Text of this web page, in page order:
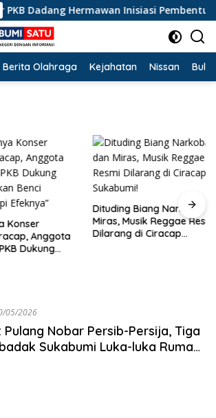
Hermawan Inisiasi Pembentukan
Berita Olahraga Kejahatan Nissan
Anggota
Dituding Biang Narkoba dan
Miras, Musik Reggae Resmi
Dilarang di Ciracap
05/2026
Nobar Persib-Persija, Tiga
Sukabumi Luka-luka Rumah